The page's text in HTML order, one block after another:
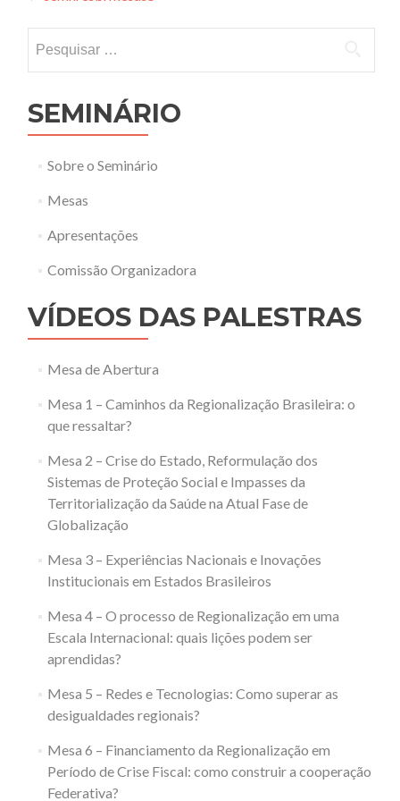
navigation
por:
SEMINÁRIO
Sobre o Seminário
Mesas
Apresentações
Comissão Organizadora
VÍDEOS DAS PALESTRAS
Mesa de Abertura
Mesa 1 – Caminhos da Regionalização Brasileira: o
que ressaltar?
Mesa 2 – Crise do Estado, Reformulação dos
Sistemas de Proteção Social e Impasses da
Territorialização da Saúde na Atual Fase de
Globalização
Mesa 3 – Experiências Nacionais e Inovações
Institucionais em Estados Brasileiros
Mesa 4 – O processo de Regionalização em uma
Escala Internacional: quais lições podem ser
aprendidas?
Mesa 5 – Redes e Tecnologias: Como superar as
desigualdades regionais?
Mesa 6 – Financiamento da Regionalização em
Período de Crise Fiscal: como construir a cooperação
Federativa?